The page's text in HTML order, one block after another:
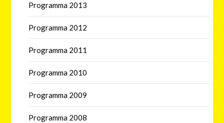
Programma 2013
Programma 2012
Programma 2011
Programma 2010
Programma 2009
Programma 2008